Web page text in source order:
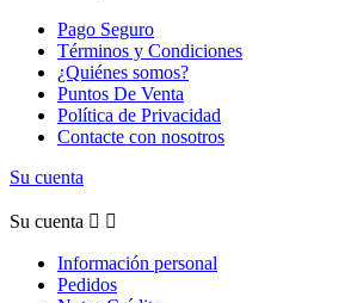
Pago Seguro
Términos y Condiciones
¿Quiénes somos?
Puntos De Venta
Política de Privacidad
Contacte con nosotros
Su cuenta
Su cuenta  
Información personal
Pedidos